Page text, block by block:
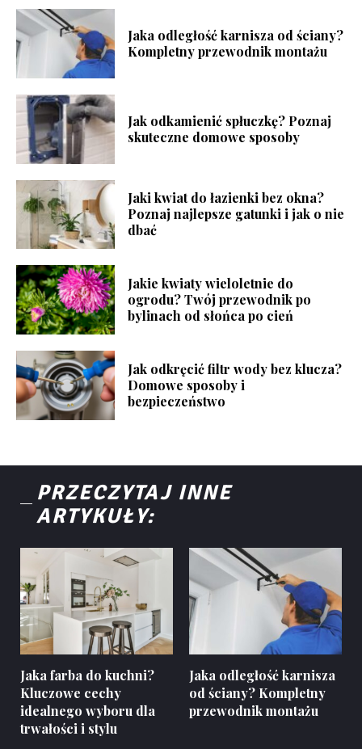
Jaka odległość karnisza od ściany?
Kompletny przewodnik montażu
Jak odkamienić spłuczkę? Poznaj
skuteczne domowe sposoby
Jaki kwiat do łazienki bez okna?
Poznaj najlepsze gatunki i jak o nie
dbać
Jakie kwiaty wieloletnie do
ogrodu? Twój przewodnik po
bylinach od słońca po cień
Jak odkręcić filtr wody bez klucza?
Domowe sposoby i
bezpieczeństwo
PRZECZYTAJ INNE
ARTYKUŁY:
Jaka farba do kuchni?
Kluczowe cechy
idealnego wyboru dla
trwałości i stylu
Jaka odległość karnisza
od ściany? Kompletny
przewodnik montażu